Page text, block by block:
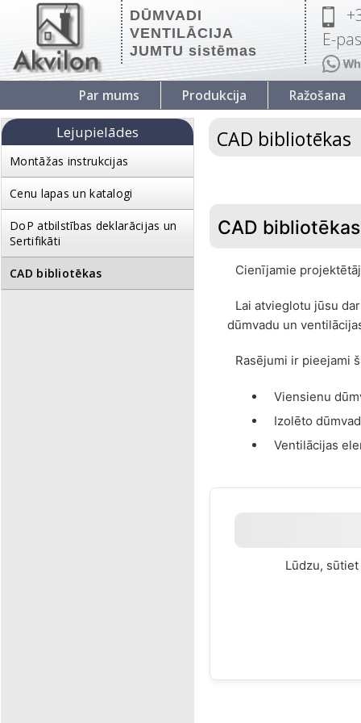
DŪMVADI
VENTILĀCIJA
JUMTU sistēmas
E-
Ražošana
Produkcija
Par mums
Lejupielādes
Montāžas instrukcijas
Cenu lapas un katalogi
DoP atbilstības deklarācijas un
Sertifikāti
CAD bibliotēkas
CAD bibliotēkas
CAD
Cienījamie
Lai atvieglotu jūsu
dūmvadu un
Rasējumi ir pieejami
Viensienu
Izolēto
Ventilācijas
Lūdzu,